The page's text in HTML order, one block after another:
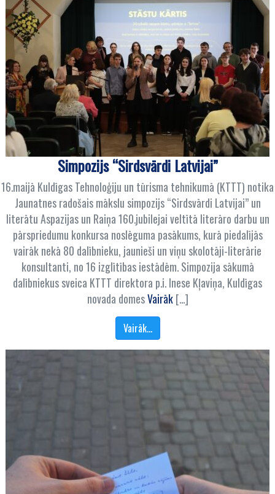
Simpozijs “Sirdsvārdi Latvijai”
16.maijā Kuldīgas Tehnoloģiju un tūrisma tehnikumā (KTTT) notika
Jaunatnes radošais mākslu simpozijs “Sirdsvārdi Latvijai” un
literātu Aspazijas un Raiņa 160.jubilejai veltītā literāro darbu un
pārspriedumu konkursa noslēguma pasākums, kurā piedalījās
vairāk nekā 80 dalībnieku, jaunieši un viņu skolotāji-literārie
konsultanti, no 16 izglītības iestādēm. Simpozija sākumā
dalībniekus sveica KTTT direktora p.i. Inese Kļaviņa, Kuldīgas
novada domesVairāk[…]
Vairāk…